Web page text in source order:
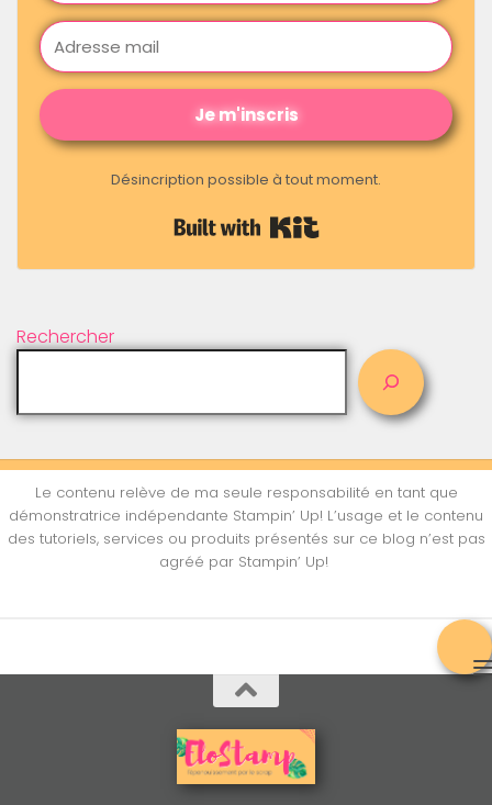
Je m'inscris
Désincription possible à tout moment.
Rechercher
Le contenu relève de ma seule responsabilité en tant que
démonstratrice indépendante Stampin’ Up! L’usage et le contenu
des tutoriels, services ou produits présentés sur ce blog n’est pas
agréé par Stampin’ Up!